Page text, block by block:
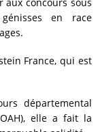
aux concours sous
en race
France, qui est
départemental
elle a fait la